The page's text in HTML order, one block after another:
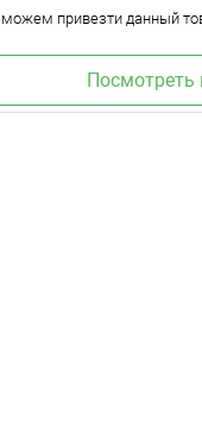
привезти данный
Посмотреть